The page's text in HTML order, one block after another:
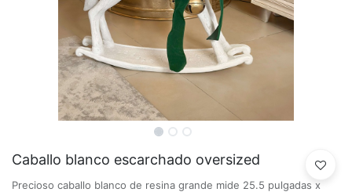
Caballo blanco escarchado oversized
Precioso caballo blanco de resina grande mide 25.5 pulgadas x